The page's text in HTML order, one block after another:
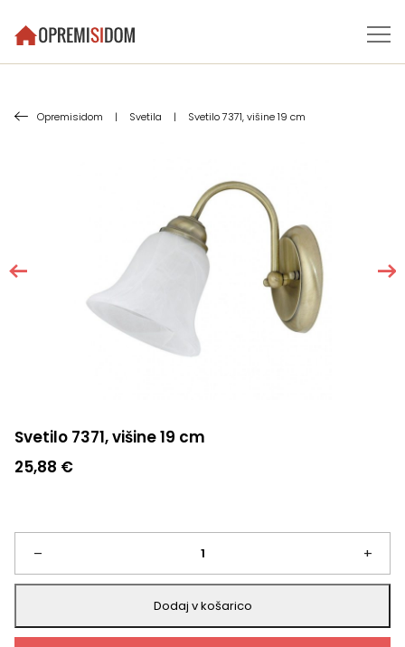
Opremisidom | Svetila | Svetilo 7371, višine 19 cm
Svetilo 7371, višine 19 cm
25,88 €
–
Svetilo
7371,
višine
+
Dodaj v košarico